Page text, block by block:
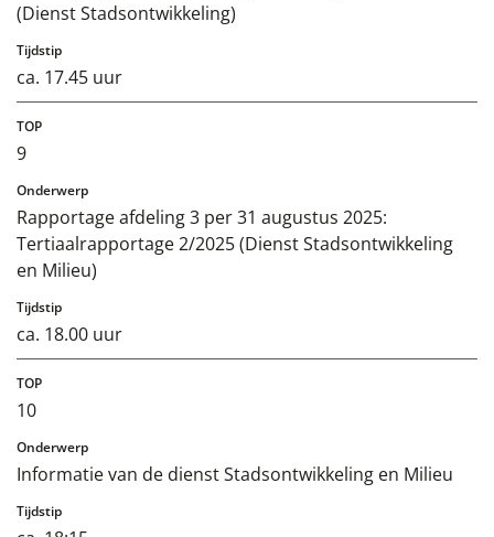
(Dienst Stadsontwikkeling)
ca. 17.45 uur
9
Rapportage afdeling 3 per 31 augustus 2025:
Tertiaalrapportage 2/2025 (Dienst Stadsontwikkeling
en Milieu)
ca. 18.00 uur
10
Informatie van de dienst Stadsontwikkeling en Milieu